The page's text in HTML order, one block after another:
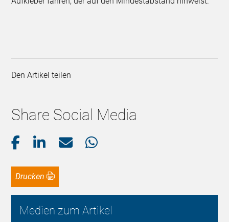
Den Artikel teilen
Share Social Media
Drucken
Medien zum Artikel